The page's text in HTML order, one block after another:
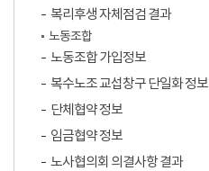
복리후생 자체점검 결과
노동조합
노동조합 가입정보
복수노조 교섭창구 단일화 정보
단체협약 정보
임금협약 정보
노사협의회 의결사항 결과